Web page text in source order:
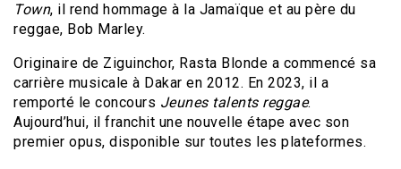
Town, il rend hommage à la Jamaïque et au père du
reggae, Bob Marley.
Originaire de Ziguinchor, Rasta Blonde a commencé sa
carrière musicale à Dakar en 2012. En 2023, il a
remporté le concours Jeunes talents reggae.
Aujourd’hui, il franchit une nouvelle étape avec son
premier opus, disponible sur toutes les plateformes.